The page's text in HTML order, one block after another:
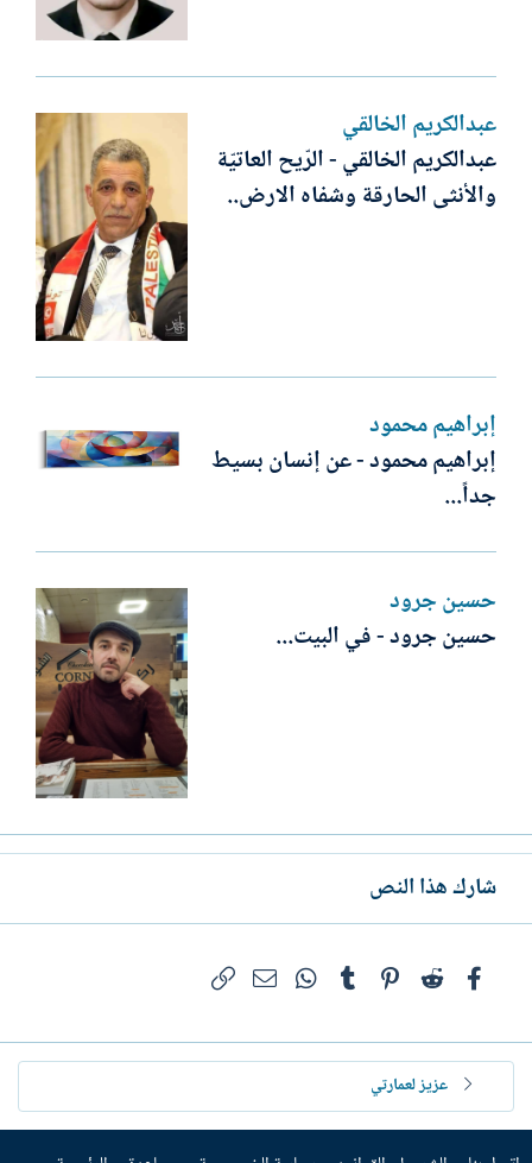
عبدالكريم الخالقي
عبدالكريم الخالقي - الرّيح العاتيّة
والأنثى الحارقة وشفاه الارض..
إبراهيم محمود
إبراهيم محمود - عن إنسان بسيط
جداً...
حسين جرود
حسين جرود - في البيت...
شارك هذا النص
فيسبوكReddit
Pinterest
Tumblr
WhatsAppالبريد الإلكتروني
عزيز لعمارتي